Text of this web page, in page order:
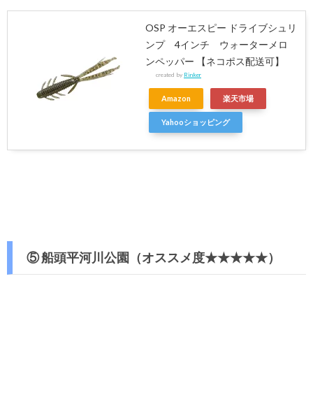
OSP オーエスピー ドライブシュリ
ンプ 4インチ ウォーターメロ
ンペッパー 【ネコポス配送可】
created by Rinker
Amazon 楽天市場
Yahooショッピング
⑤ 船頭平河川公園（オススメ度★★★★★）